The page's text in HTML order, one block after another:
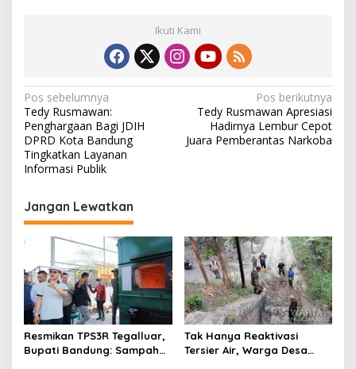
Ikuti Kami
N
a
v
i
a
s
p
o
s
Pos sebelumnya
Tedy Rusmawan:
Penghargaan Bagi JDIH
DPRD Kota Bandung
Tingkatkan Layanan
Informasi Publik
Pos berikutnya
Tedy Rusmawan Apresiasi
Hadirnya Lembur Cepot
Juara Pemberantas Narkoba
Jangan Lewatkan
Resmikan TPS3R Tegalluar,
Bupati Bandung: Sampah
Tak Hanya Reaktivasi
Tersier Air, Warga Desa